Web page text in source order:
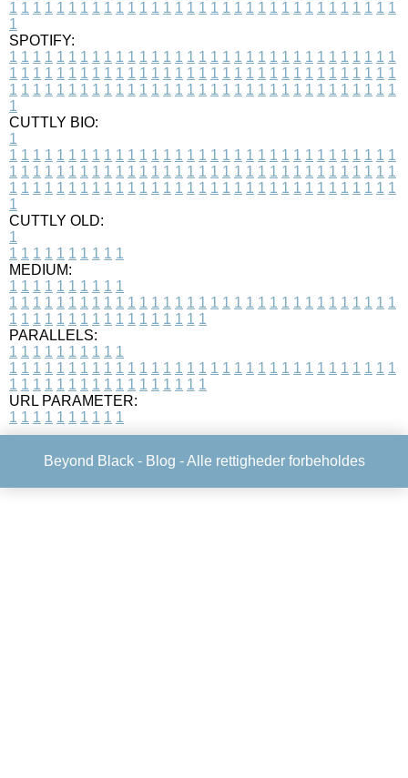
1 1 1 1 1 1 1 1 1 1 1 1 1 1 1 1 1 1 1 1 1 1 1 1 1 1 1 1 1 1 1 1 1
1
SPOTIFY:
1 1 1 1 1 1 1 1 1 1 1 1 1 1 1 1 1 1 1 1 1 1 1 1 1 1 1 1 1 1 1 1 1
1 1 1 1 1 1 1 1 1 1 1 1 1 1 1 1 1 1 1 1 1 1 1 1 1 1 1 1 1 1 1 1 1
1 1 1 1 1 1 1 1 1 1 1 1 1 1 1 1 1 1 1 1 1 1 1 1 1 1 1 1 1 1 1 1 1
1
CUTTLY BIO:
1
1 1 1 1 1 1 1 1 1 1 1 1 1 1 1 1 1 1 1 1 1 1 1 1 1 1 1 1 1 1 1 1 1
1 1 1 1 1 1 1 1 1 1 1 1 1 1 1 1 1 1 1 1 1 1 1 1 1 1 1 1 1 1 1 1 1
1 1 1 1 1 1 1 1 1 1 1 1 1 1 1 1 1 1 1 1 1 1 1 1 1 1 1 1 1 1 1 1 1
1
CUTTLY OLD:
1
1 1 1 1 1 1 1 1 1 1
MEDIUM:
1 1 1 1 1 1 1 1 1 1
1 1 1 1 1 1 1 1 1 1 1 1 1 1 1 1 1 1 1 1 1 1 1 1 1 1 1 1 1 1 1 1 1
1 1 1 1 1 1 1 1 1 1 1 1 1 1 1 1 1
PARALLELS:
1 1 1 1 1 1 1 1 1 1
1 1 1 1 1 1 1 1 1 1 1 1 1 1 1 1 1 1 1 1 1 1 1 1 1 1 1 1 1 1 1 1 1
1 1 1 1 1 1 1 1 1 1 1 1 1 1 1 1 1
URL PARAMETER:
1 1 1 1 1 1 1 1 1 1
Beyond Black - Blog - Alle rettigheder forbeholdes